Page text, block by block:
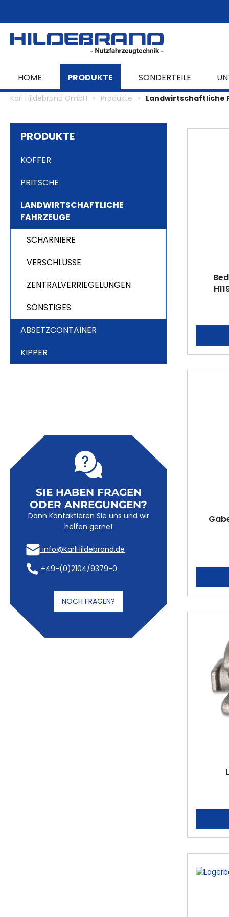
HOME PRODUKTE SONDERTEILE
Karl Hildebrand GmbH Produkte Landwirtschaftliche
PRODUKTE
KOFFER
PRITSCHE
LANDWIRTSCHAFTLICHE
FAHRZEUGE
SCHARNIERE
VERSCHLÜSSE
ZENTRALVERRIEGELUNGEN
SONSTIGES
ABSETZCONTAINER
KIPPER
SIE HABEN FRAGEN
ODER ANREGUNGEN?
Dann Kontaktieren Sie uns und wir
helfen gerne!
info@KarlHildebrand.de
+49-(0)2104/9379-0
NOCH FRAGEN?